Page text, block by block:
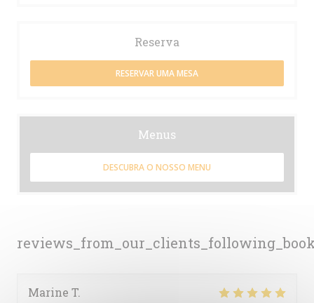
Marine T
Reserva
RESERVAR UMA MESA
Menus
DESCUBRA O NOSSO MENU